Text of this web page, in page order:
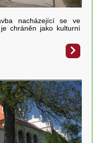
nacházející se ve
chráněn jako kulturní